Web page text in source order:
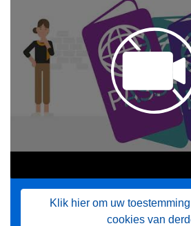
Klik hier om uw
cookies van